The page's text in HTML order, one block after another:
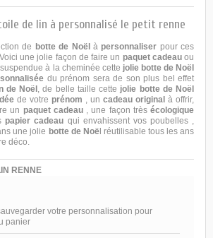
de lin à personnalisé le petit renne
de botte de Noëlà personnaliser pour ces
une jolie façon de faire un paquet cadeauou
suspendue à la cheminée cette jolie botte de Noël
du prénom sera de son plus bel effet
de Noël , de belle taille cette jolie botte de Noël
de votre prénom , un cadeau original à offrir,
un paquet cadeau, une façon très écologique
papier cadeau qui envahissent vos poubelles ,
une jolie botte de Noël réutilisable tous les ans
déco.
RENNE
votre personnalisation pour
panier